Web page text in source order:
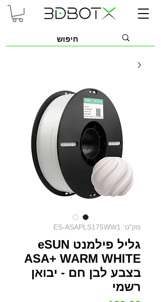
מק"ט: ES-ASAPLS175WW1
גליל פילמנט eSUN
ASA+ WARM WHITE
בצבע לבן חם - יבואן
רשמי